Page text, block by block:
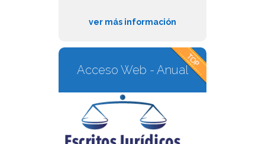
ver más información
Acceso Web - Anual